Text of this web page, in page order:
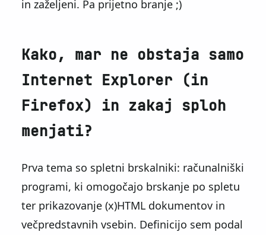
in zaželjeni. Pa prijetno branje ;)
Kako, mar ne obstaja samo
Internet Explorer (in
Firefox) in zakaj sploh
menjati?
Prva tema so spletni brskalniki: računalniški
programi, ki omogočajo brskanje po spletu
ter prikazovanje (x)HTML dokumentov in
večpredstavnih vsebin. Definicijo sem podal